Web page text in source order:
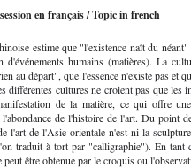
en français / Topic in french
estime que "l'existence naît du
d'événements humains (matières). La
au départ", que l'essence n'existe pas et
différentes cultures ne croient pas que les
de la matière, ce qui offre
l'abondance de l'histoire de l'art. Du point
l'art de l'Asie orientale n'est ni la
traduit à tort par "calligraphie"). En tant
peut être obtenue par le croquis ou